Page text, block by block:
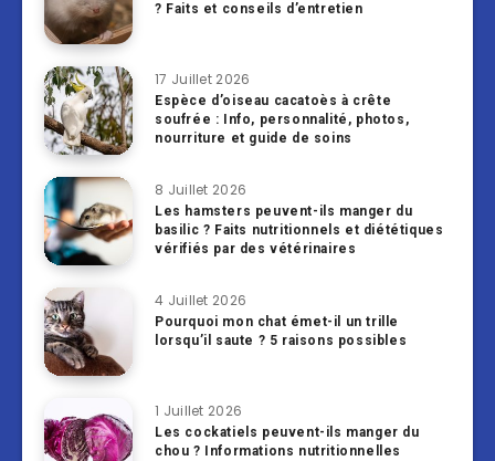
? Faits et conseils d’entretien
17 Juillet 2026
Espèce d’oiseau cacatoès à crête
soufrée : Info, personnalité, photos,
nourriture et guide de soins
8 Juillet 2026
Les hamsters peuvent-ils manger du
basilic ? Faits nutritionnels et diététiques
vérifiés par des vétérinaires
4 Juillet 2026
Pourquoi mon chat émet-il un trille
lorsqu’il saute ? 5 raisons possibles
1 Juillet 2026
Les cockatiels peuvent-ils manger du
chou ? Informations nutritionnelles